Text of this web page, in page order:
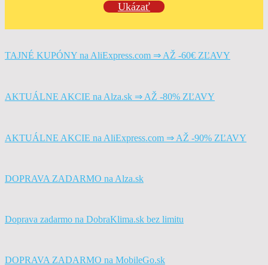
Ukázať
TAJNÉ KUPÓNY na AliExpress.com ⇒ AŽ -60€ ZĽAVY
AKTUÁLNE AKCIE na Alza.sk ⇒ AŽ -80% ZĽAVY
AKTUÁLNE AKCIE na AliExpress.com ⇒ AŽ -90% ZĽAVY
DOPRAVA ZADARMO na Alza.sk
Doprava zadarmo na DobraKlima.sk bez limitu
DOPRAVA ZADARMO na MobileGo.sk